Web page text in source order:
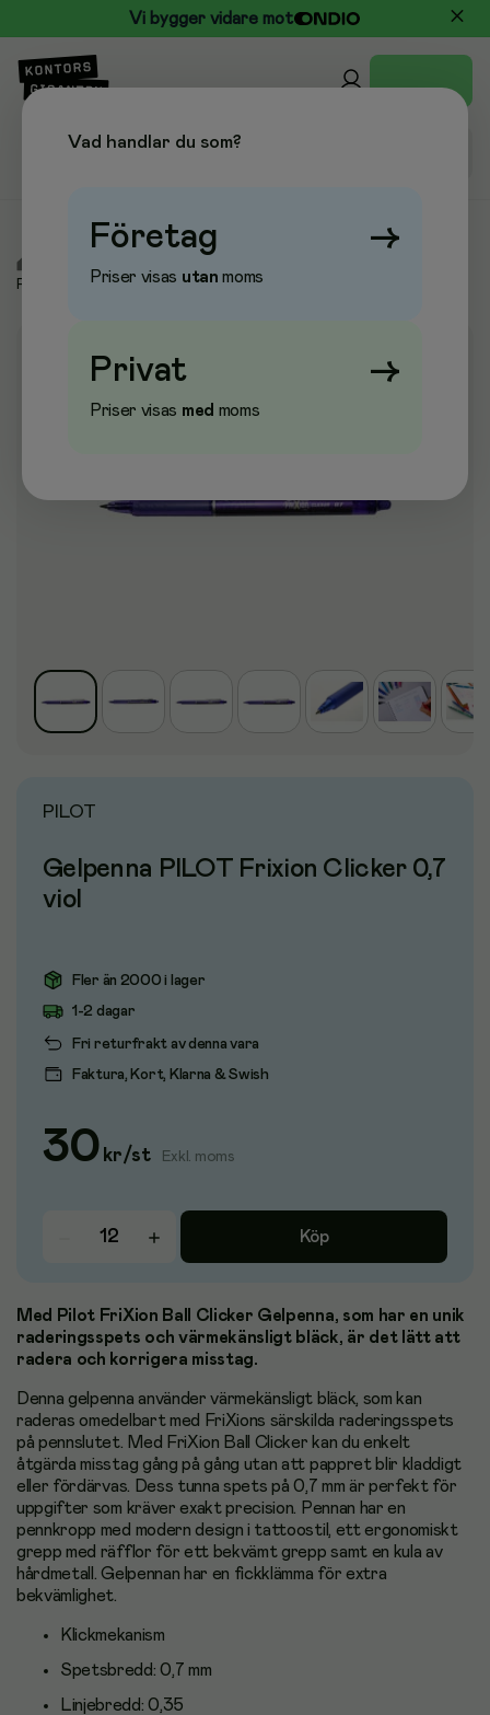
Vi bygger vidare mot
Pilot gelkulpennor
PILOT
Gelpenna PILOT Frixion Clicker 0,7
viol
Fler än 2000 i lager
Fri returfrakt av denna vara
1-2 dagar
Faktura, Kort, Klarna & Swish
30 kr/st Exkl. moms
Köp
Med Pilot FriXion Ball Clicker Gelpenna, som har en unik
raderingsspets och värmekänsligt bläck, är det lätt att
radera och korrigera misstag.
Denna gelpenna använder värmekänsligt bläck, som kan
raderas omedelbart med FriXions särskilda raderingsspets
på pennslutet. Med FriXion Ball Clicker kan du enkelt
åtgärda misstag gång på gång utan att pappret blir kladdigt
eller fördärvas. Dess tunna spets på 0,7 mm är perfekt för
uppgifter som kräver exakt precision. Pennan har en
pennkropp med modern design i tattoostil, ett ergonomiskt
grepp med räfflor för ett bekvämt grepp samt en kula av
hårdmetall. Gelpennan har en fickklämma för extra
bekvämlighet.
Klickmekanism
Spetsbredd: 0,7 mm
Linjebredd: 0,35
Vad handlar du som?
Företag →
Priser visas utan moms
Privat →
Priser visas med moms